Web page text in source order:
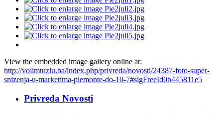
View the embedded image gallery online at:
http://volimtuzlu.ba/index.php/privreda/novosti/24387-foto-super-
snizenja-u-marketima-piemonte-do-10-7#sigFreeId0b445811e5
Privreda Novosti